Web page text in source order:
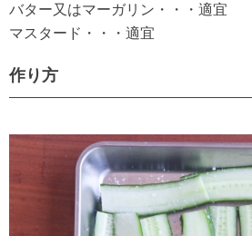
バター又はマーガリン・・・適宜
マスタード・・・適宜
作り方